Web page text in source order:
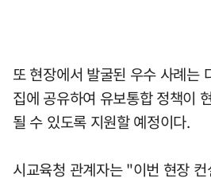
또 현장에서 발굴된 우수 사례는
집에 공유하여 유보통합 정책이
될 수 있도록 지원할 예정이다.
시교육청 관계자는 "이번 현장